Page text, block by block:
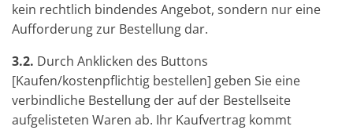
kein rechtlich bindendes Angebot, sondern nur eine
Aufforderung zur Bestellung dar.
3.2. Durch Anklicken des Buttons
[Kaufen/kostenpflichtig bestellen] geben Sie eine
verbindliche Bestellung der auf der Bestellseite
aufgelisteten Waren ab. Ihr Kaufvertrag kommt